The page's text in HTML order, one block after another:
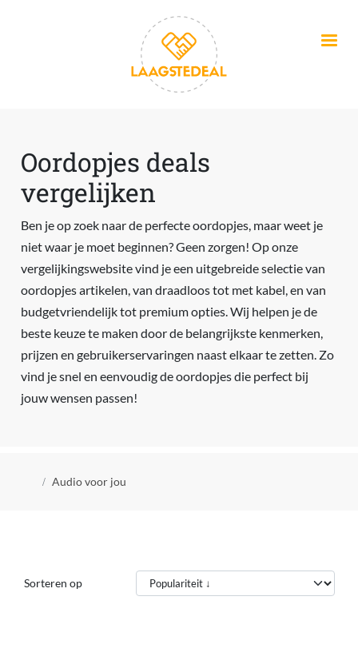
Oordopjes deals
vergelijken
Ben je op zoek naar de perfecte oordopjes, maar weet je
niet waar je moet beginnen? Geen zorgen! Op onze
vergelijkingswebsite vind je een uitgebreide selectie van
oordopjes artikelen, van draadloos tot met kabel, en van
budgetvriendelijk tot premium opties. Wij helpen je de
beste keuze te maken door de belangrijkste kenmerken,
prijzen en gebruikerservaringen naast elkaar te zetten. Zo
vind je snel en eenvoudig de oordopjes die perfect bij
jouw wensen passen!
Kruimelpad
Audio voor jou
Sorteren op